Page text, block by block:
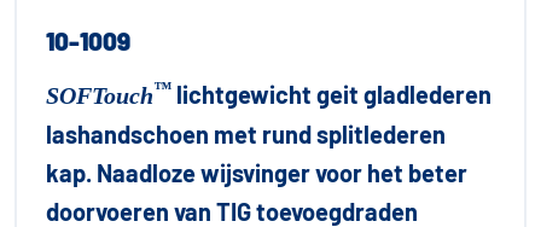
10-1009
SOFTouch™ lichtgewicht geit gladlederen
lashandschoen met rund splitlederen
kap. Naadloze wijsvinger voor het beter
doorvoeren van TIG toevoegdraden